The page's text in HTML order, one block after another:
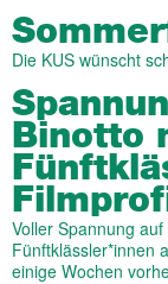
Die KUS wünscht
Binotto
Voller Spannung
Fünftklässler*innen
einige Wochen